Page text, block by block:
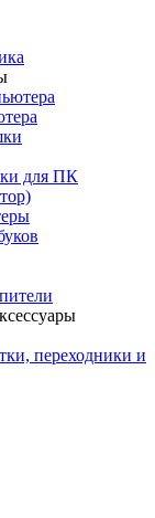
для ПК
переходники и